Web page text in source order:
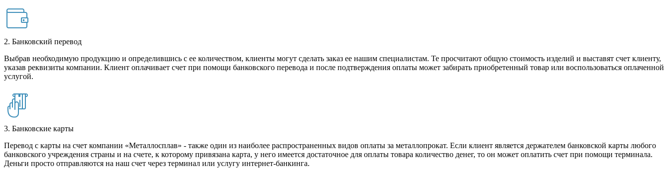
2. Банковский перевод
Выбрав необходимую продукцию и определившись с ее количеством, клиенты могут сделать заказ ее нашим специалистам. Те просчитают общую стоимость изделий и выставят счет клиенту,
указав реквизиты компании. Клиент оплачивает счет при помощи банковского перевода и после подтверждения оплаты может забирать приобретенный товар или воспользоваться оплаченной
услугой.
3. Банковские карты
Перевод с карты на счет компании «Металлосплав» - также один из наиболее распространенных видов оплаты за металлопрокат. Если клиент является держателем банковской карты любого
банковского учреждения страны и на счете, к которому привязана карта, у него имеется достаточное для оплаты товара количество денег, то он может оплатить счет при помощи терминала.
Деньги просто отправляются на наш счет через терминал или услугу интернет-банкинга.